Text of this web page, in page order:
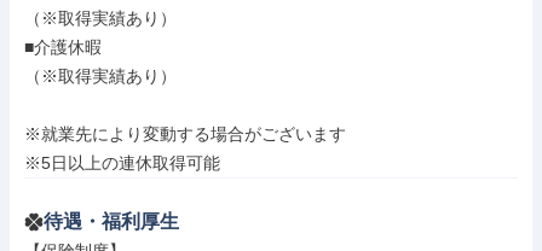
（※取得実績あり）
■介護休暇
（※取得実績あり）
※就業先により変動する場合がございます
※5日以上の連休取得可能
待遇・福利厚生